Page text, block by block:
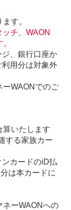
す。
チ、WAON
ジ、銀行口座か
用分は対象外
ーWAONでのご
算いたします
する家族カー
ンカードのiD払
は本カードに
ネーWAONへの